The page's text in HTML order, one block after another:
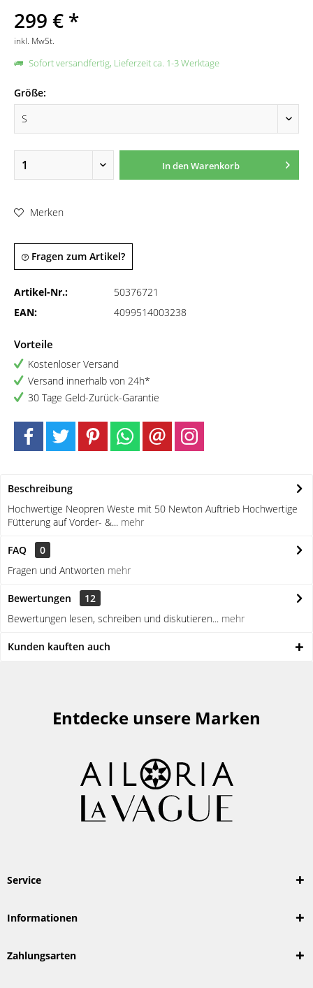
299 € *
inkl. MwSt.
Sofort versandfertig, Lieferzeit ca. 1-3 Werktage
Größe:
In denWarenkorb
Merken
Fragen zum Artikel?
Artikel-Nr.:
50376721
EAN:
4099514003238
Vorteile
Kostenloser Versand
Versand innerhalb von 24h*
30 Tage Geld-Zurück-Garantie
Beschreibung
Hochwertige Neopren Weste mit 50 Newton Auftrieb Hochwertige
Fütterung auf Vorder- &... mehr
FAQ
0
Fragen und Antworten mehr
Bewertungen
12
Bewertungen lesen, schreiben und diskutieren... mehr
Kunden kauften auch
Entdecke unsere Marken
Service
Informationen
Zahlungsarten